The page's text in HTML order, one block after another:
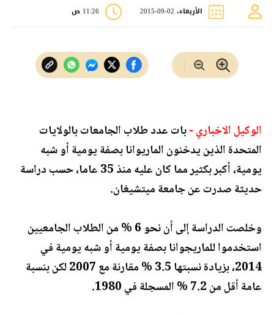
الأربعاء، 02-09-2015 11:26 ص
الوكيل الاخباري -بات عدد طلاب الجامعات بالولايات
المتحدة الذين يدخنون الماريوانا بصفة يومية أو شبه
يومية، أكبر بكثير مما كان عليه منذ 35 عاما، حسب دراسة
حديثة صدرت عن جامعة ميتشيغان.
وخلصت الدراسة إلى أن نحو 6 % من الطلاب الجامعيين
استخدموا للماريجوانا بصفة يومية أو شبه يومية في
2014، بزيادة نسبتها 3.5 % مقارنة مع 2007 لكن بنسبة
عامة أقل من 7.2 % المسجلة في 1980.